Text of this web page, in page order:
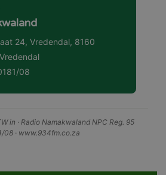
24, Vredendal, 8160
08
in · Radio Namakwaland NPC Reg. 95
08 · www.934fm.co.za